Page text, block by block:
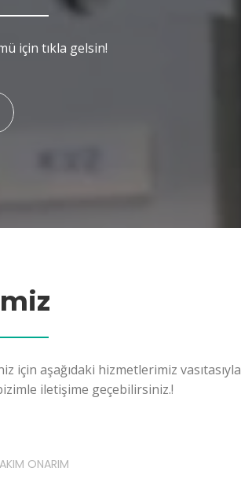
için tıkla gelsin!
için aşağıdaki hizmetlerimiz vasıtasıyla
iletişime geçebilirsiniz.!
ONARIM